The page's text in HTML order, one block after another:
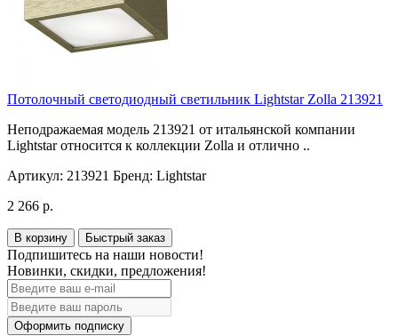
Потолочный светодиодный светильник Lightstar Zolla 213921
Неподражаемая модель 213921 от итальянской компании
Lightstar относится к коллекции Zolla и отлично ..
Артикул: 213921 Бренд: Lightstar
2 266 р.
В корзину Быстрый заказ
Подпишитесь на наши новости!
Новинки, скидки, предложения!
Оформить подписку